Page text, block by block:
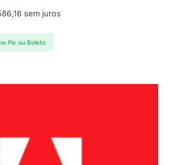
sem juros
Pix ou Boleto